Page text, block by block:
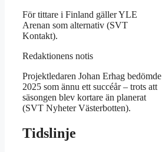
För tittare i Finland gäller YLE
Arenan som alternativ (SVT
Kontakt).
Redaktionens notis
Projektledaren Johan Erhag bedömde
2025 som ännu ett succéår – trots att
säsongen blev kortare än planerat
(SVT Nyheter Västerbotten).
Tidslinje